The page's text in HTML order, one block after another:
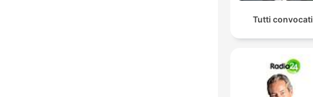
Tutti convocati